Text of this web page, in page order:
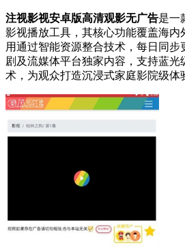
注视影视安卓版高清观影无广告是一
影视播放工具，其核心功能覆盖海内
用通过智能资源整合技术，每日同步
剧及流媒体平台独家内容，支持蓝
术，为观众打造沉浸式家庭影院级体